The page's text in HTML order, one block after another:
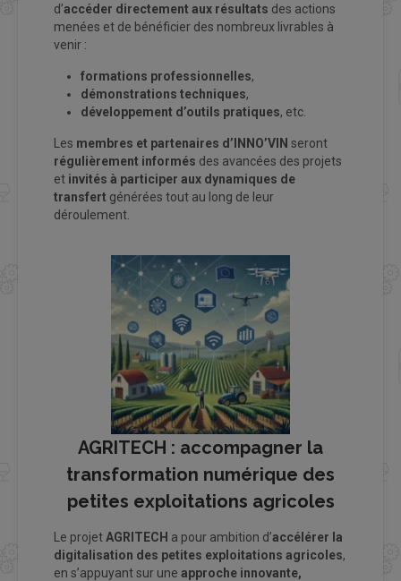
d’accéder directement aux résultats des actions
menées et de bénéficier des nombreux livrables à
venir :
formations professionnelles,
démonstrations techniques,
développement d’outils pratiques, etc.
Les membres et partenaires d’INNO’VIN seront
régulièrement informés des avancées des projets
et invités à participer aux dynamiques de
transfert générées tout au long de leur
déroulement.
AGRITECH : accompagner la
transformation numérique des
petites exploitations agricoles
Le projetAGRITECH a pour ambition d’accélérer la
digitalisation des petites exploitations agricoles,
en s’appuyant sur une approche innovante,